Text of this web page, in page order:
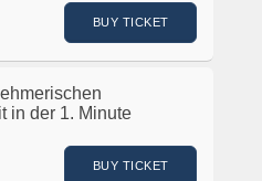
BUY TICKET
in der 1. Minute
BUY TICKET